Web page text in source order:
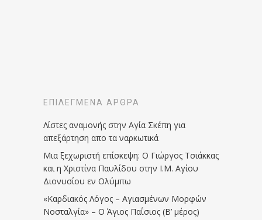
ΕΠΙΛΕΓΜΈΝΑ ΆΡΘΡΑ
Λίστες αναμονής στην Αγία Σκέπη για
απεξάρτηση απο τα ναρκωτικά
Μια ξεχωριστή επίσκεψη: Ο Γιώργος Τσιάκκας
και η Χριστίνα Παυλίδου στην Ι.Μ. Αγίου
Διονυσίου εν Ολύμπω
«Καρδιακός Λόγος – Αγιασμένων Μορφών
Νοσταλγία» – Ο Άγιος Παΐσιος (Β’ μέρος)